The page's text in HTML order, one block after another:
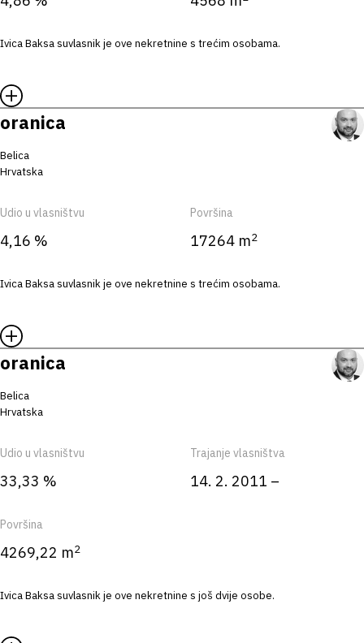
Ivica Baksa suvlasnik je ove nekretnine s trećim osobama.
oranica
Belica
Hrvatska
Udio u vlasništvu
4,16 %
Površina
17264 m2
Ivica Baksa suvlasnik je ove nekretnine s trećim osobama.
oranica
Belica
Hrvatska
Udio u vlasništvu
33,33 %
Trajanje vlasništva
14. 2. 2011 –
Površina
4269,22 m2
Ivica Baksa suvlasnik je ove nekretnine s još dvije osobe.